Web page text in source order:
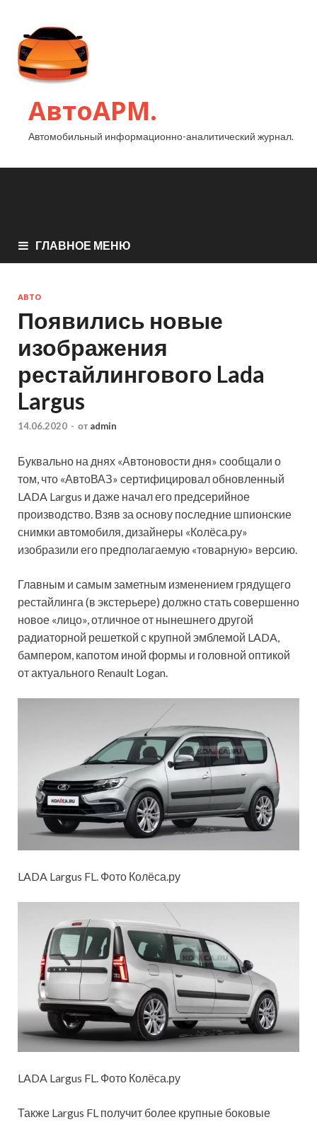
АвтоАРМ.
Автомобильный информационно-аналитический журнал.
ГЛАВНОЕ МЕНЮ
АВТО
Появились новые
изображения
рестайлингового Lada
Largus
14.06.2020 - от admin
Буквально на днях «Автоновости дня» сообщали о
том, что «АвтоВАЗ» сертифицировал обновленный
LADA Largus и даже начал его предсерийное
производство. Взяв за основу последние шпионские
снимки автомобиля, дизайнеры «Колёса.ру»
изобразили его предполагаемую «товарную» версию.
Главным и самым заметным изменением грядущего
рестайлинга (в экстерьере) должно стать совершенно
новое «лицо», отличное от нынешнего другой
радиаторной решеткой с крупной эмблемой LADA,
бампером, капотом иной формы и головной оптикой
от актуального Renault Logan.
LADA Largus FL. Фото Колёса.ру
LADA Largus FL. Фото Колёса.ру
Также Largus FL получит более крупные боковые